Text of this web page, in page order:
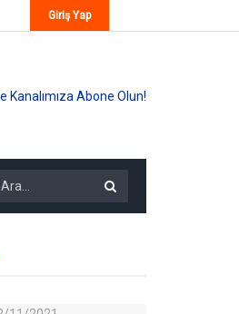
Giriş Yap